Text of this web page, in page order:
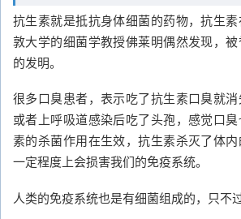
抗生素就是抵抗身体细菌的药物，抗生
敦大学的细菌学教授佛莱明偶然发现，
的发明。
很多口臭患者，表示吃了抗生素口臭就
或者上呼吸道感染后吃了头孢，感觉口
素的杀菌作用在生效，抗生素杀灭了体
一定程度上会损害我们的免疫系统。
人类的免疫系统也是有细菌组成的，只不